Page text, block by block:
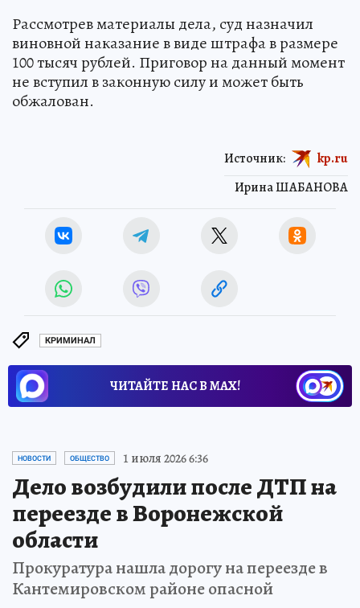
Рассмотрев материалы дела, суд назначил
виновной наказание в виде штрафа в размере
100 тысяч рублей. Приговор на данный момент
не вступил в законную силу и может быть
обжалован.
Ирина ШАБАНОВА
Источник: kp.ru
КРИМИНАЛ
ЧИТАЙТЕ НАС В МАХ!
НОВОСТИ ОБЩЕСТВО 1 июля 2026 6:36
Дело возбудили после ДТП на
переезде в Воронежской
области
Прокуратура нашла дорогу на переезде в
Кантемировском районе опасной